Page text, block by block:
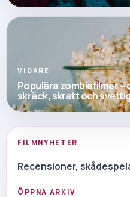
VIDARE
Populära zombiefilmer
skräck, skratt och
FILMNYHETER
Recensioner,
ÖPPNA ARKIV